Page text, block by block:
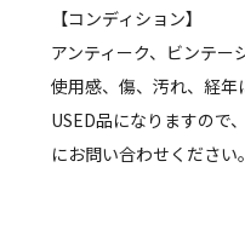
【コンディション】
アンティーク、ビンテー
使用感、傷、汚れ、経年
USED品になりますので
にお問い合わせください。